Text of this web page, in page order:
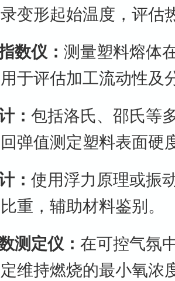
变形起始温度，评估
数仪：测量塑料熔体
于评估加工流动性及
：包括洛氏、邵氏等
弹值测定塑料表面硬
：使用浮力原理或振
重，辅助材料鉴别。
测定仪：在可控气氛
维持燃烧的最小氧浓